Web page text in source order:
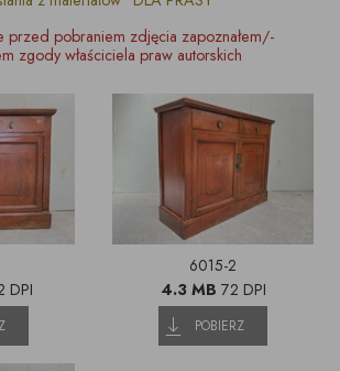
przed pobraniem zdjęcia zapoznałem/-
zgody właściciela praw autorskich
DPI
6015-2
4.3 MB 72 DPI
POBIERZ